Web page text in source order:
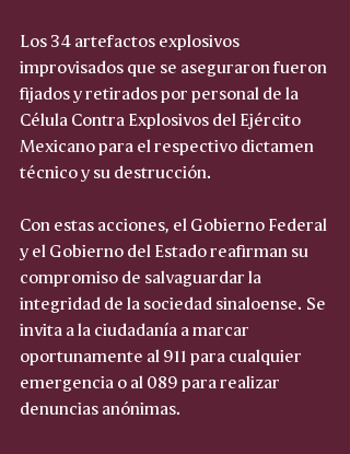
Los 34 artefactos explosivos
improvisados que se aseguraron fueron
fijados y retirados por personal de la
Célula Contra Explosivos del Ejército
Mexicano para el respectivo dictamen
técnico y su destrucción.
Con estas acciones, el Gobierno Federal
y el Gobierno del Estado reafirman su
compromiso de salvaguardar la
integridad de la sociedad sinaloense. Se
invita a la ciudadanía a marcar
oportunamente al 911 para cualquier
emergencia o al 089 para realizar
denuncias anónimas.